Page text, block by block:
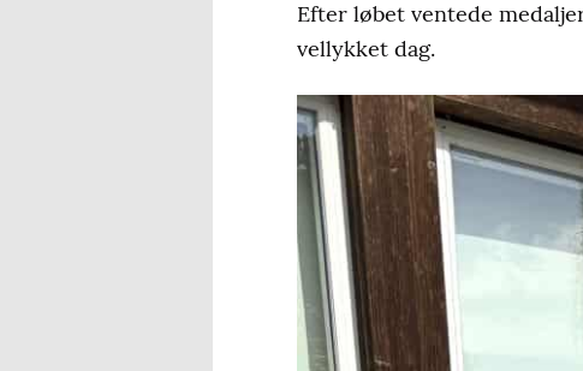
Efter løbet ventede
vellykket dag.